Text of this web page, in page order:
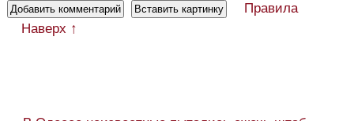
Правила
Наверх ↑